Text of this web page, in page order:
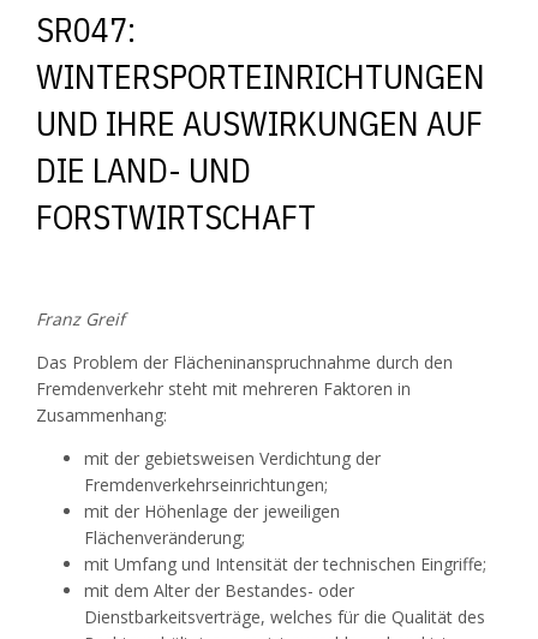
SR047:
WINTERSPORTEINRICHTUNGEN
UND IHRE AUSWIRKUNGEN AUF
DIE LAND- UND
FORSTWIRTSCHAFT
Franz Greif
Das Problem der Flächeninanspruchnahme durch den
Fremdenverkehr steht mit mehreren Faktoren in
Zusammenhang:
mit der gebietsweisen Verdichtung der
Fremdenverkehrseinrichtungen;
mit der Höhenlage der jeweiligen
Flächenveränderung;
mit Umfang und Intensität der technischen Eingriffe;
mit dem Alter der Bestandes- oder
Dienstbarkeitsverträge, welches für die Qualität des